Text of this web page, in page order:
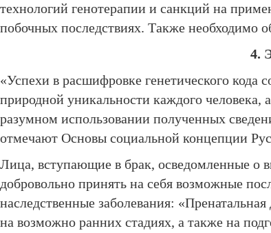
технологий генотерапии и санкций на
побочных последствиях. Также необходимо
4.
«Успехи в расшифровке генетического
природной уникальности каждого человека,
разумном использовании полученных
отмечают Основы социальной концепции
Лица, вступающие в брак, осведомленные о
добровольно принять на себя возможные
наследственные заболевания:
на возможно ранних стадиях, а также на